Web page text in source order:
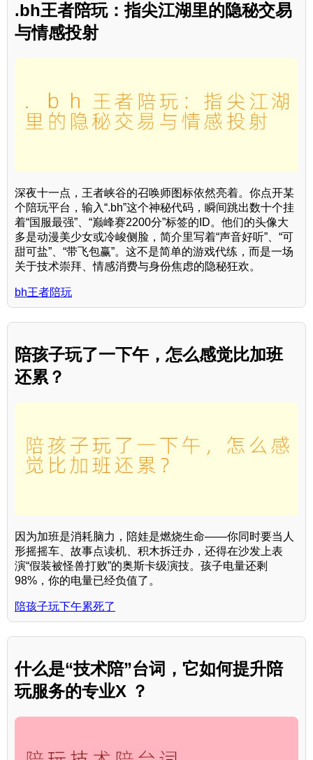
.bh王者陪玩：指尖江湖里的隐秘交易
与情感投射
深夜十一点，王者峡谷的召唤师图标依然亮着。你点开某
个陪玩平台，输入“.bh”这个神秘代码，瞬间跳出数十个挂
着“国服最强”、“巅峰赛2200分”标签的ID。他们的头像大
多是动漫美少女或冷峻侧脸，简介里写着“声音好听”、“可
甜可盐”、“带飞包赢”。这不是简单的游戏代练，而是一场
关于技术崇拜、情感消费与身份焦虑的隐秘狂欢。
bh王者陪玩
陪孩子玩了一下午，怎么感觉比加班
还累？
因为加班是消耗脑力，陪娃是燃烧生命——你同时要当人
形摇摇车、故事点读机、积木拆迁办，还得在沙发上表
演“假装被怪兽打败”的奥斯卡级演技。孩子电量还剩
98%，你的电量已经负值了。
陪孩子玩下午累死了
什么是“技术陪”台词，它如何提升陪
玩服务的专业X ？